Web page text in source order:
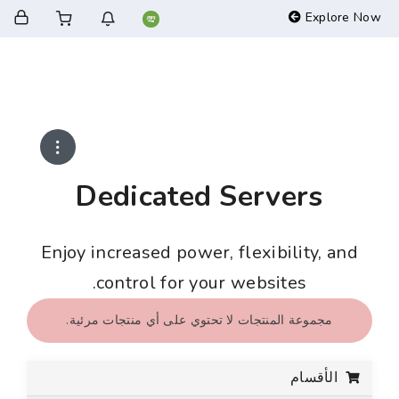
Dedicated
Enjoy increased power,
control for your
لا تحتوي على أي منتجات مرئية.